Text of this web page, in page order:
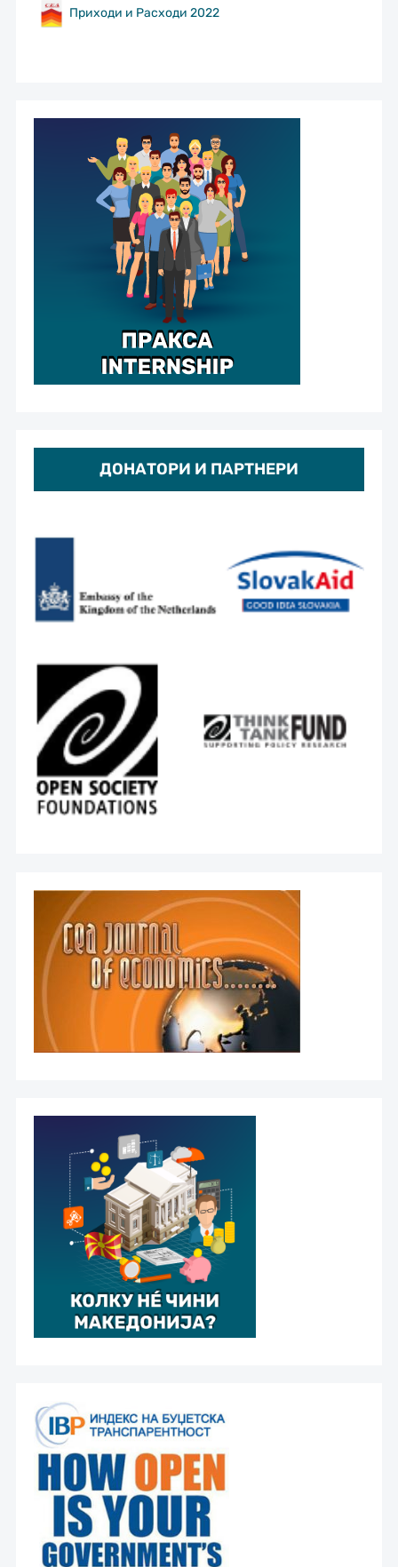
Приходи и Расходи 2022
ДОНАТОРИ И ПАРТНЕРИ